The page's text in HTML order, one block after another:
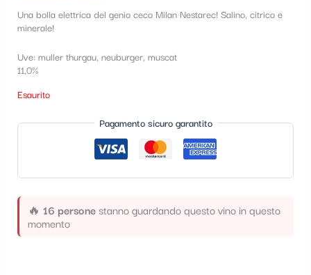
Una bolla elettrica del genio ceco Milan Nestarec! Salino, citrico e
minerale!
Uve: muller thurgau, neuburger, muscat
11,0%
Esaurito
Pagamento sicuro garantito
🔥 16 personestanno guardando questo vino in questo
momento
a
a
t
i